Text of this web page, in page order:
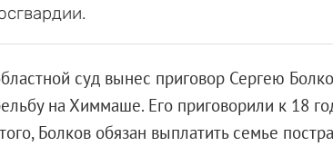
суд вынес приговор Сергею
на Химмаше. Его приговорили к 18
Болков обязан выплатить семье